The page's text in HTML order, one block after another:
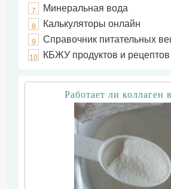
7 Минеральная вода
8 Калькуляторы онлайн
9 Справочник питательных
10 КБЖУ продуктов и рецептов
Работает ли коллаген